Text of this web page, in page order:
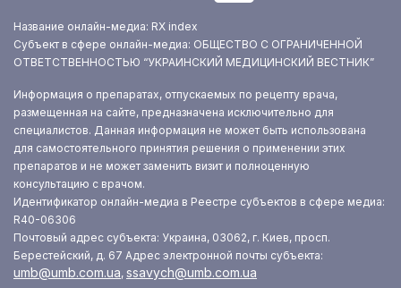
Название онлайн-медиа: RX index
Субъект в сфере онлайн-медиа: ОБЩЕСТВО С ОГРАНИЧЕННОЙ
ОТВЕТСТВЕННОСТЬЮ “УКРАИНСКИЙ МЕДИЦИНСКИЙ ВЕСТНИК”
Информация о препаратах, отпускаемых по рецепту врача,
размещенная на сайте, предназначена исключительно для
специалистов. Данная информация не может быть использована
для самостоятельного принятия решения о применении этих
препаратов и не может заменить визит и полноценную
консультацию с врачом.
Идентификатор онлайн-медиа в Реестре субъектов в сфере медиа:
R40-06306
Почтовый адрес субъекта: Украина, 03062, г. Киев, просп.
Берестейский, д. 67 Адрес электронной почты субъекта:
umb@umb.com.ua, ssavych@umb.com.ua